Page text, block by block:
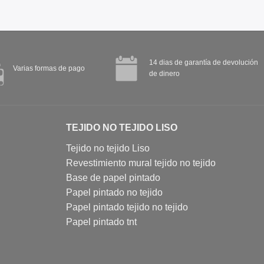
Varias formas de pago
14 dias de garantía de devolución
de dinero
TEJIDO NO TEJIDO LISO
Tejido no tejido Liso
Revestimiento mural tejido no tejido
Base de papel pintado
Papel pintado no tejido
Papel pintado tejido no tejido
Papel pintado tnt